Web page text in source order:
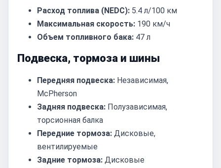
Расход топлива (NEDC): 5.4 л/100 км
Максимальная скорость: 190 км/ч
Объем топливного бака: 47 л
Подвеска, тормоза и шины
Передняя подвеска: Независимая,
McPherson
Задняя подвеска: Полузависимая,
торсионная балка
Передние тормоза: Дисковые,
вентилируемые
Задние тормоза: Дисковые